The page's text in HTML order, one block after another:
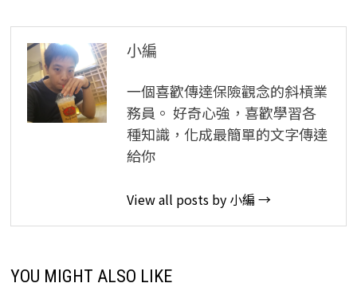
覽
小編
一個喜歡傳達保險觀念的斜槓業
務員。 好奇心強，喜歡學習各
種知識，化成最簡單的文字傳達
給你
View all posts by 小編 →
YOU MIGHT ALSO LIKE